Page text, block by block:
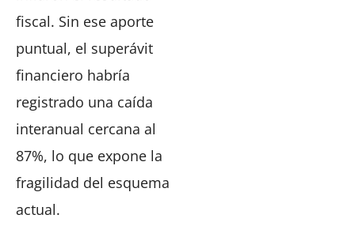
fiscal. Sin ese aporte
puntual, el superávit
financiero habría
registrado una caída
interanual cercana al
87%, lo que expone la
fragilidad del esquema
actual.